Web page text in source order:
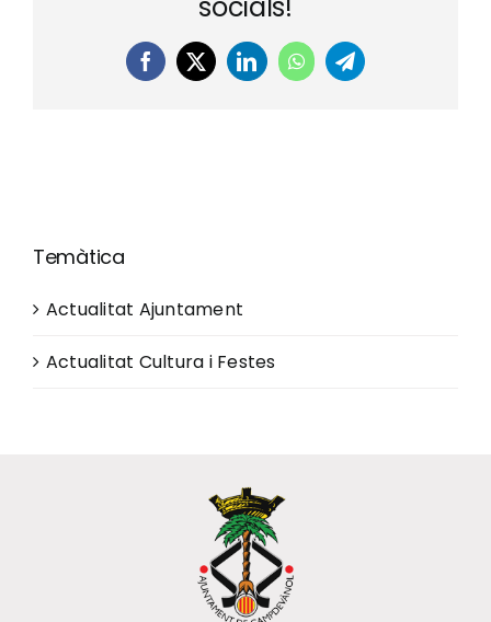
Facebook
X LinkedInWhatsAppTelegram
Temàtica
Actualitat Ajuntament
Actualitat Cultura i Festes